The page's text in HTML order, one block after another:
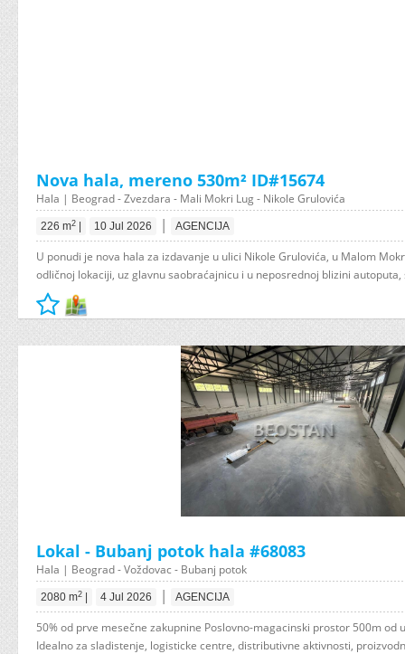
Nova hala, mereno 530m² ID#15674
Hala | Beograd - Zvezdara - Mali Mokri Lug - Nikole Grulovića
226 m2 10 Jul 2026 | AGENCIJA
U ponudi je nova hala za izdavanje u ulici Nikole Grulovića, u Malom
odličnoj lokaciji, uz glavnu saobraćajnicu i u neposrednoj blizini
Lokal - Bubanj potok hala #68083
Hala | Beograd - Voždovac - Bubanj potok
2080 m2 4 Jul 2026 | AGENCIJA
50% od prve mesečne zakupnine Poslovno-magacinski prostor 500m od
Idealno za sladistenje, logisticke centre, distributivne aktivnosti,